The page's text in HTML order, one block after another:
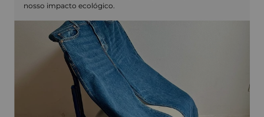
nosso impacto ecológico.